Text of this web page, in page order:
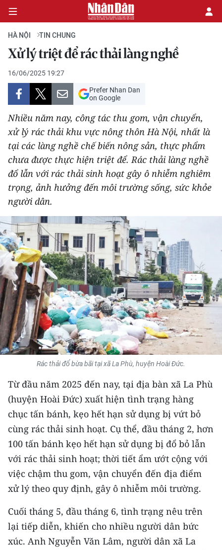
CHÍNH TRỊ
KINH TẾ
VĂN HÓA
XÃ HỘI
PHÁP LUẬT
DU LỊCH
THỂ THAO
GIÁO DỤC
Y TẾ
KHOA HỌC - CÔNG NGHỆ
MÔI TRƯỜNG
BẠN ĐỌC
KIỂM CHỨNG THÔNG TIN
TRI THỨC CHUYÊN SÂU
54 DÂN TỘC VIỆT NAM
CHƯƠNG TRÌNH OCOP - MỖI XÃ
MỘT SẢN PHẨM
RADIO
MEDIA CENTER
E-Magazine
HÀ NỘI TIN CHUNG
Xử lý triệt để rác thải làng nghề
16/06/2025 19:27
Prefer Nhan Dan
on Google
Nhiều năm nay, công tác thu gom, vận chuyển,
xử lý rác thải khu vực nông thôn Hà Nội, nhất là
tại các làng nghề chế biến nông sản, thực phẩm
chưa được thực hiện triệt để. Rác thải làng nghề
đổ lẫn với rác thải sinh hoạt gây ô nhiễm nghiêm
trọng, ảnh hưởng đến môi trường sống, sức khỏe
người dân.
Rác thải đổ bừa bãi tại xã La Phù, huyện Hoài Đức.
Từ đầu năm 2025 đến nay, tại địa bàn xã La Phù
(huyện Hoài Đức) xuất hiện tình trạng hàng
chục tấn bánh, kẹo hết hạn sử dụng bị vứt bỏ
cùng rác thải sinh hoạt. Cụ thể, đầu tháng 2, hơn
100 tấn bánh kẹo hết hạn sử dụng bị đổ bỏ lẫn
với rác thải sinh hoạt; thời tiết ẩm ướt cộng với
việc chậm thu gom, vận chuyển đến địa điểm
xử lý theo quy định, gây ô nhiễm môi trường.
Cuối tháng 5, đầu tháng 6, tình trạng nêu trên
lại tiếp diễn, khiến cho nhiều người dân bức
xúc. Anh Nguyễn Văn Lâm, người dân xã La